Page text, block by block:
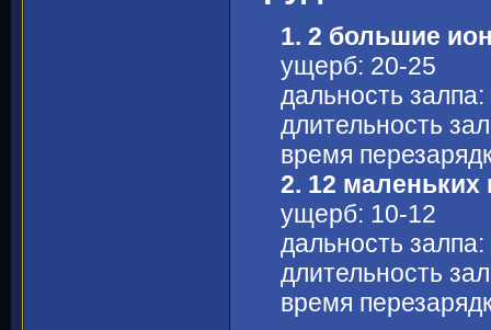
1. 2 большие
ущерб: 20-25
дальность
длительность
время
2. 12 маленьких
ущерб: 10-12
дальность
длительность
время